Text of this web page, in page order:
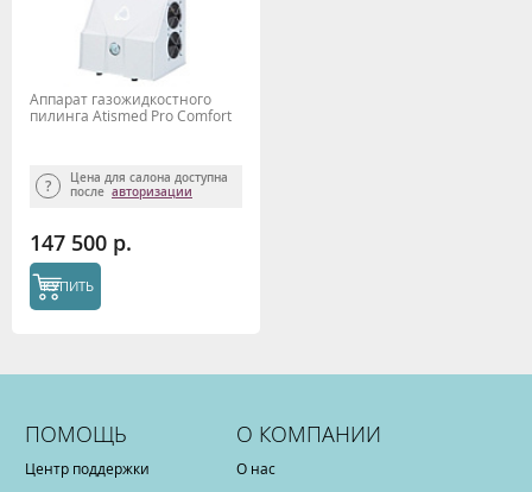
Аппарат газожидкостного
пилинга Atismed Pro Comfort
Цена для салона доступна
после авторизации
147 500 р.
КУПИТЬ
ПОМОЩЬ
Центр поддержки
О КОМПАНИИ
О нас